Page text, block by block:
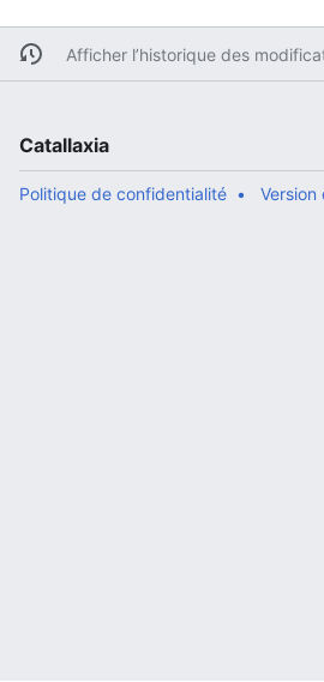
Afficher l’historique des
Catallaxia
Politique de confidentialité Version